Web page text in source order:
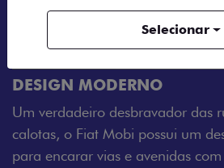
CINCO OPÇÕES DE CORES
O Fiat Mobi tem sempre uma
sua cara. Escolha entre o Preto
Montecarlo, Branco Banchisa,
Selecionar